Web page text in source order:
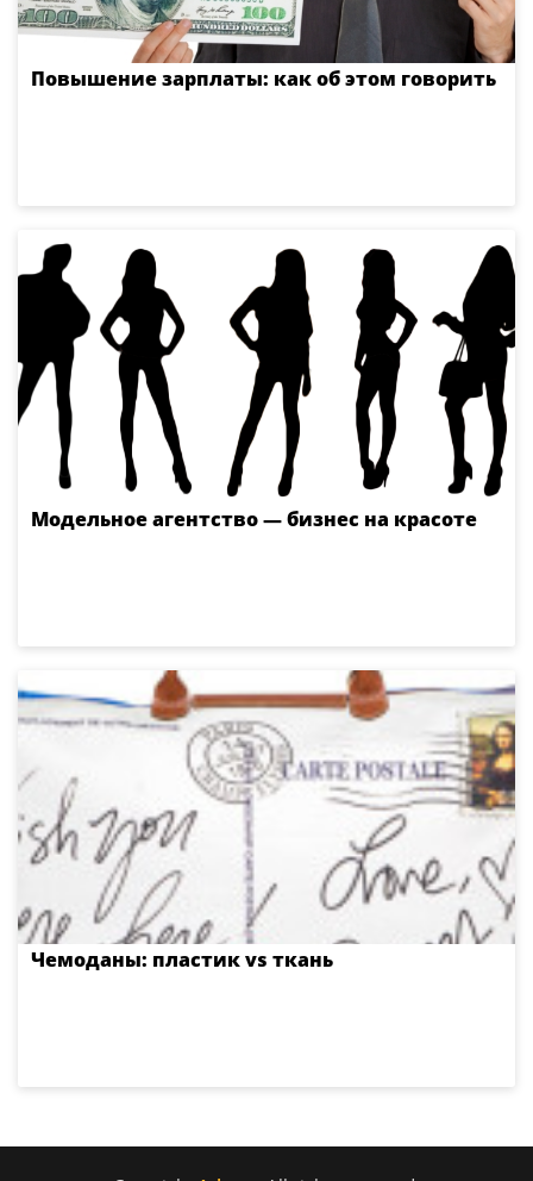
Повышение зарплаты: как об этом говорить
Модельное агентство — бизнес на красоте
Чемоданы: пластик vs ткань